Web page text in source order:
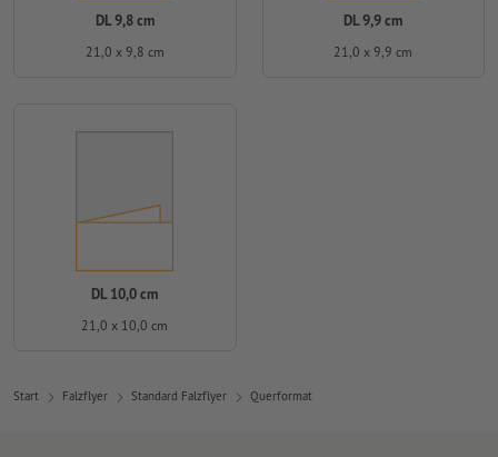
DL 9,8 cm
21,0 x 9,8 cm
DL 9,9 cm
21,0 x 9,9 cm
DL 10,0 cm
21,0 x 10,0 cm
Start Falzflyer Standard Falzflyer Querformat